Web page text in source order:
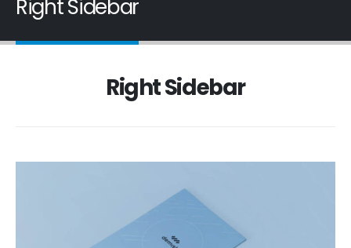
Right Sidebar
Right Sidebar